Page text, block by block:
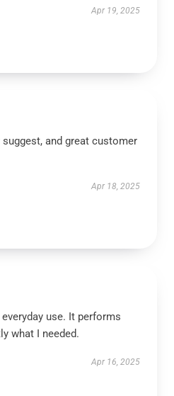
Apr 19, 2025
and great customer
Apr 18, 2025
use. It performs
what I needed.
Apr 16, 2025